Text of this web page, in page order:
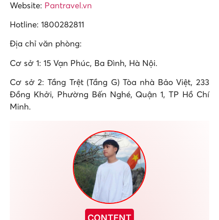
Website: Pantravel.vn
Hotline: 1800282811
Địa chỉ văn phòng:
Cơ sở 1: 15 Vạn Phúc, Ba Đình, Hà Nội.
Cơ sở 2: Tầng Trệt (Tầng G) Tòa nhà Bảo Việt, 233
Đồng Khởi, Phường Bến Nghé, Quận 1, TP Hồ Chí
Minh.
CONTENT